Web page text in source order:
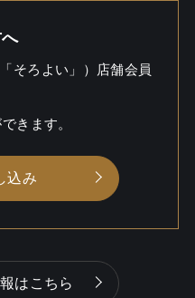
会いあるかも / 料理充
そろよい」）店舗会員
きます。
込み
はこちら